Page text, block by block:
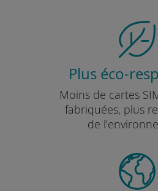
Plus éco-
Moins de cartes
fabriquées, plus
de